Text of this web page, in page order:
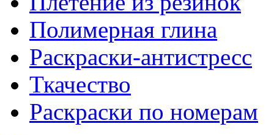
Полимерная глина
Раскраски-антистресс
Ткачество
Раскраски по номерам